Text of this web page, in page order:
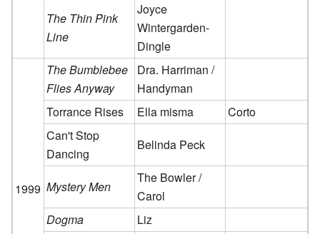
The Thin Pink
Line
Joyce
Wintergarden-
Dingle
1999
The Bumblebee
Flies Anyway
Dra. Harriman /
Handyman
Torrance Rises
Ella misma
Corto
Can't Stop
Dancing
Belinda Peck
Mystery Men
The Bowler /
Carol
Dogma
Liz